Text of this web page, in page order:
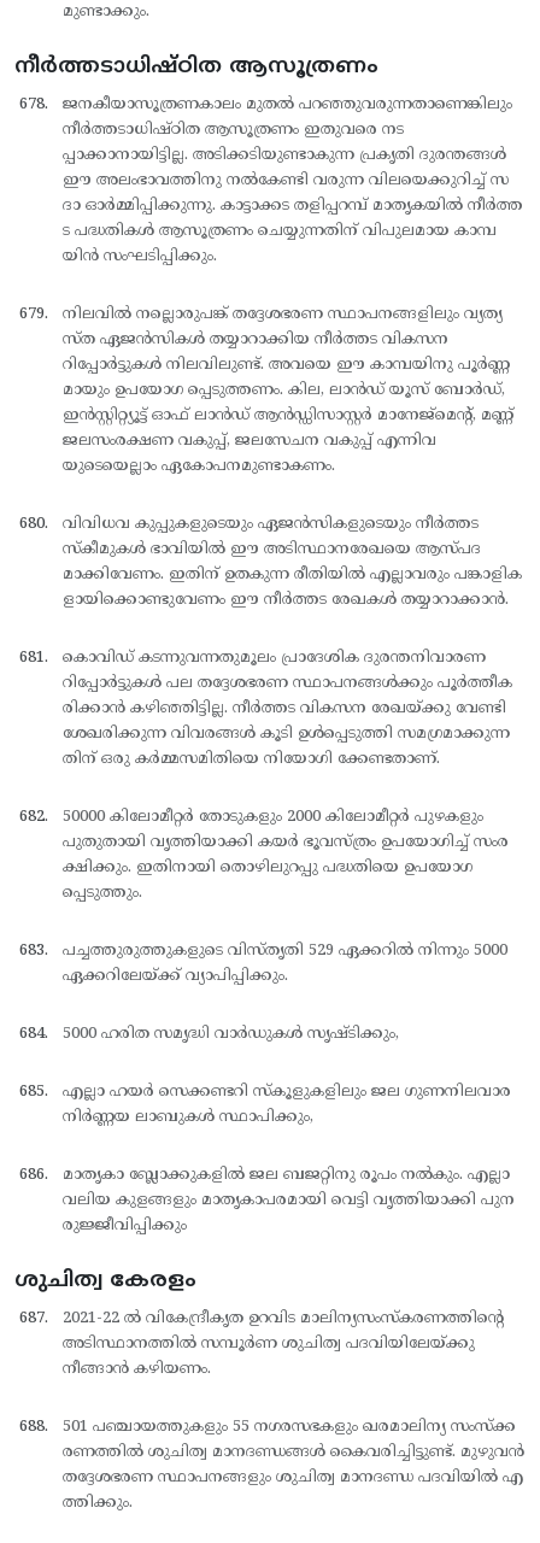
മുണ്ടാക്കും.
നീർത്തടാധിഷ്ഠിത ആസൂത്രണം
ജനകീയാസൂത്രണകാലം മുതല്‍ പറഞ്ഞുവരുന്നതാണെങ്കിലും
നീര്‍ത്തടാധിഷ്ഠിത ആസൂത്രണം ഇതുവരെ നട
പ്പാക്കാനായിട്ടില്ല. അടിക്കടിയുണ്ടാകുന്ന പ്രകൃതി ദുരന്തങ്ങള്‍
ഈ അലംഭാവത്തിനു നല്‍കേണ്ടി വരുന്ന വിലയെക്കുറിച്ച് സ
ദാ ഓര്‍മ്മിപ്പിക്കുന്നു. കാട്ടാക്കട തളിപ്പറമ്പ് മാതൃകയില്‍ നീര്‍ത്ത
ട പദ്ധതികള്‍ ആസൂത്രണം ചെയ്യുന്നതിന് വിപുലമായ കാമ്പ
യിന്‍ സംഘടിപ്പിക്കും.
നിലവില്‍ നല്ലൊരുപങ്ക് തദ്ദേശഭരണ സ്ഥാപനങ്ങളിലും വ്യത്യ
സ്ത ഏജന്‍സികള്‍ തയ്യാറാക്കിയ നീര്‍ത്തട വികസന
റിപ്പോര്‍ട്ടുകള്‍ നിലവിലുണ്ട്. അവയെ ഈ കാമ്പയിനു പൂര്‍ണ്ണ
മായും ഉപയോഗ പ്പെടുത്തണം. കില, ലാന്‍ഡ് യൂസ് ബോര്‍ഡ്,
ഇന്‍സ്റ്റിറ്റ്യൂട്ട് ഓഫ് ലാന്‍ഡ് ആന്‍ഡ്ഡിസാസ്റ്റര്‍ മാനേജ്മെന്റ്, മണ്ണ്
ജലസംരക്ഷണ വകുപ്പ്, ജലസേചന വകുപ്പ് എന്നിവ
യുടെയെല്ലാം ഏകോപനമുണ്ടാകണം.
വിവിധവ കുപ്പുകളുടെയും ഏജന്‍സികളുടെയും നീര്‍ത്തട
സ്കീമുകള്‍ ഭാവിയില്‍ ഈ അടിസ്ഥാനരേഖയെ ആസ്പദ
മാക്കിവേണം. ഇതിന് ഉതകുന്ന രീതിയില്‍ എല്ലാവരും പങ്കാളിക
ളായിക്കൊണ്ടുവേണം ഈ നീര്‍ത്തട രേഖകള്‍ തയ്യാറാക്കാന്‍.
കൊവിഡ് കടന്നുവന്നതുമൂലം പ്രാദേശിക ദുരന്തനിവാരണ
റിപ്പോര്‍ട്ടുകള്‍ പല തദ്ദേശഭരണ സ്ഥാപനങ്ങള്‍ക്കും പൂര്‍ത്തീക
രിക്കാന്‍ കഴിഞ്ഞിട്ടില്ല. നീര്‍ത്തട വികസന രേഖയ്ക്കു വേണ്ടി
ശേഖരിക്കുന്ന വിവരങ്ങള്‍ കൂടി ഉള്‍പ്പെടുത്തി സമഗ്രമാക്കുന്ന
തിന് ഒരു കര്‍മ്മസമിതിയെ നിയോഗി ക്കേണ്ടതാണ്.
50000 കിലോമീറ്റര്‍ തോടുകളും 2000 കിലോമീറ്റര്‍ പുഴകളും
പുതുതായി വൃത്തിയാക്കി കയര്‍ ഭൂവസ്ത്രം ഉപയോഗിച്ച് സംര
ക്ഷിക്കും. ഇതിനായി തൊഴിലുറപ്പു പദ്ധതിയെ ഉപയോഗ
പ്പെടുത്തും.
പച്ചത്തുരുത്തുകളുടെ വിസ്തൃതി 529 ഏക്കറില്‍ നിന്നും 5000
ഏക്കറിലേയ്ക്ക് വ്യാപിപ്പിക്കും.
5000 ഹരിത സമൃദ്ധി വാര്‍ഡുകള്‍ സൃഷ്ടിക്കും,
എല്ലാ ഹയര്‍ സെക്കണ്ടറി സ്കൂളുകളിലും ജല ഗുണനിലവാര
നിര്‍ണ്ണയ ലാബുകള്‍ സ്ഥാപിക്കും,
മാതൃകാ ബ്ലോക്കുകളില്‍ ജല ബജറ്റിനു രൂപം നല്‍കും. എല്ലാ
വലിയ കുളങ്ങളും മാതൃകാപരമായി വെട്ടി വൃത്തിയാക്കി പുന
രുജ്ജീവിപ്പിക്കും
ശുചിത്വ കേരളം
2021-22 ല്‍ വികേന്ദ്രീകൃത ഉറവിട മാലിന്യസംസ്കരണത്തിന്റെ
അടിസ്ഥാനത്തില്‍ സമ്പൂര്‍ണ ശുചിത്വ പദവിയിലേയ്ക്കു
നീങ്ങാന്‍ കഴിയണം.
501 പഞ്ചായത്തുകളും 55 നഗരസഭകളും ഖരമാലിന്യ സംസ്ക്ക
രണത്തില്‍ ശുചിത്വ മാനദണ്ഡങ്ങള്‍ കൈവരിച്ചിട്ടുണ്ട്. മുഴുവന്‍
തദ്ദേശഭരണ സ്ഥാപനങ്ങളും ശുചിത്വ മാനദണ്ഡ പദവിയില്‍ എ
ത്തിക്കും.